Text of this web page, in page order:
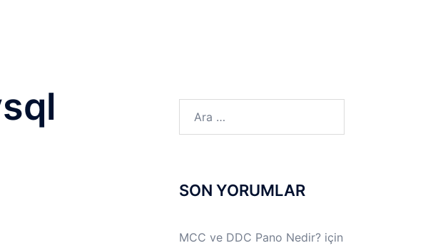
SON YORUMLAR
MCC ve DDC Pano Nedir?için